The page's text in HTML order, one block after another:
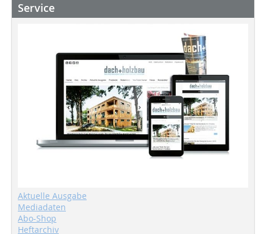
Service
Aktuelle Ausgabe
Mediadaten
Abo-Shop
Heftarchiv